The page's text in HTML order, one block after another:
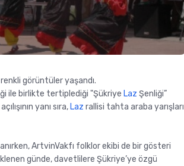
görüntüler yaşandı.
ile birlikte tertiplediği "Şükriye Laz Şenliği”
yanı sıra, Laz rallisi tahta araba yarışları
ArtvinVakfı folklor ekibi de bir gösteri
günde, davetlilere Şükriye’ye özgü